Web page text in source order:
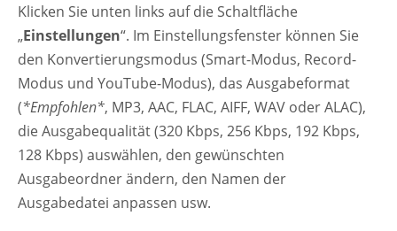
Klicken Sie unten links auf die Schaltfläche
„Einstellungen“. Im Einstellungsfenster können Sie
den Konvertierungsmodus (Smart-Modus, Record-
Modus und YouTube-Modus), das Ausgabeformat
(*Empfohlen*, MP3, AAC, FLAC, AIFF, WAV oder ALAC),
die Ausgabequalität (320 Kbps, 256 Kbps, 192 Kbps,
128 Kbps) auswählen, den gewünschten
Ausgabeordner ändern, den Namen der
Ausgabedatei anpassen usw.